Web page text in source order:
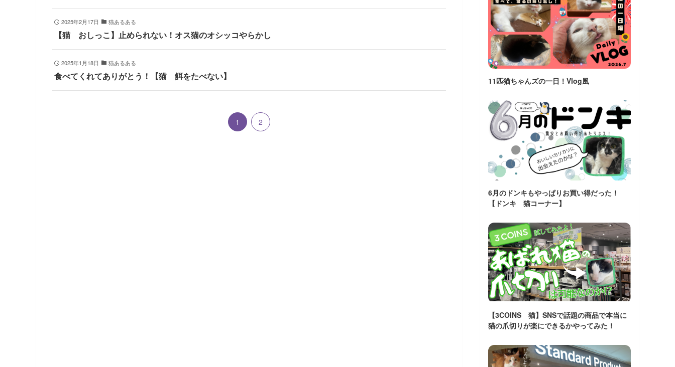
2025年2月17日 猫あるある
【猫 おしっこ】止められない！オス猫のオシッコやらかし
2025年1月18日 猫あるある
食べてくれてありがとう！【猫 餌をたべない】
1 2
11匹猫ちゃんズの一日！Vlog風
6月のドンキもやっぱりお買い得だった！
【ドンキ 猫コーナー】
【3COINS 猫】SNSで話題の商品で本当に
猫の爪切りが楽にできるかやってみた！